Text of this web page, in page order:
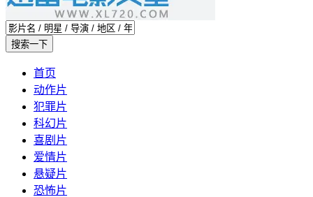
首页
动作片
犯罪片
科幻片
喜剧片
爱情片
悬疑片
恐怖片